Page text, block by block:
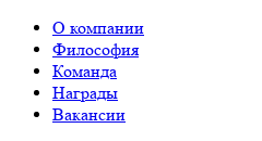
О компании
Философия
Команда
Награды
Вакансии